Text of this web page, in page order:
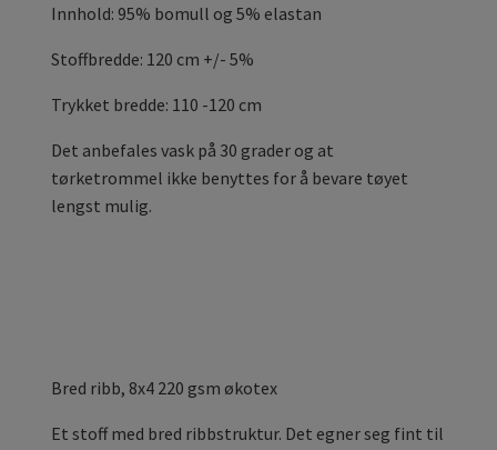
Innhold: 95% bomull og 5% elastan
Stoffbredde: 120 cm +/- 5%
Trykket bredde: 110 -120 cm
Det anbefales vask på 30 grader og at
tørketrommel ikke benyttes for å bevare tøyet
lengst mulig.
Bred ribb, 8x4 220 gsm økotex
Et stoff med bred ribbstruktur. Det egner seg fint til